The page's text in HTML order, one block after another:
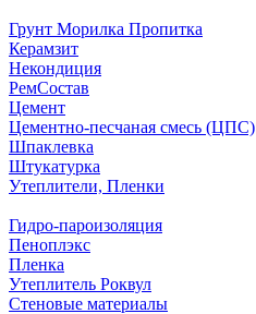
Грунт Морилка Пропитка
Керамзит
Некондиция
РемСостав
Цемент
Цементно-песчаная смесь (ЦПС)
Шпаклевка
Штукатурка
Утеплители, Пленки
Гидро-пароизоляция
Пеноплэкс
Пленка
Утеплитель Роквул
Стеновые материалы